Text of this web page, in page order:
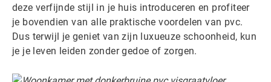
deze verfijnde stijl in je huis introduceren en profiteer
je bovendien van alle praktische voordelen van pvc.
Dus terwijl je geniet van zijn luxueuze schoonheid, kun
je je leven leiden zonder gedoe of zorgen.